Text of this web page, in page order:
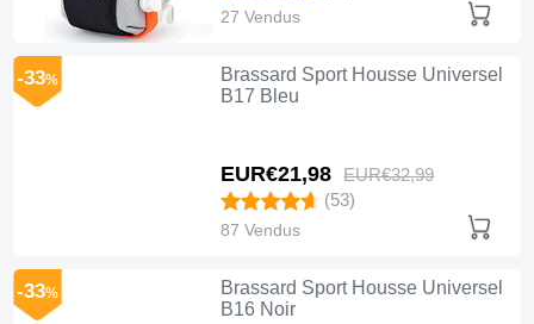
27 Vendus
Brassard Sport Housse Universel
B17 Bleu
EUR€21,98 EUR€32,99
-33%
(53)
87 Vendus
Brassard Sport Housse Universel
B16 Noir
-33%